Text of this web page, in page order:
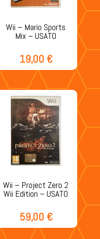
Wii – Mario Sports
Mix – USATO
19,00 €
Wii – Project Zero 2
Wii Edition – USATO
59,00 €